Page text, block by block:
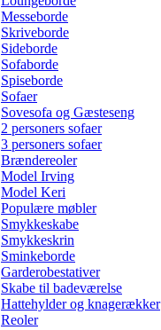
Messeborde
Skriveborde
Sideborde
Sofaborde
Spiseborde
Sofaer
Sovesofa og Gæsteseng
2 personers sofaer
3 personers sofaer
Brændereoler
Model Irving
Model Keri
Populære møbler
Smykkeskabe
Smykkeskrin
Sminkeborde
Garderobestativer
Skabe til badeværelse
Hattehylder og knagerækker
Reoler